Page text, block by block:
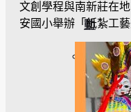
動
榮
譽
文創學程與南新莊在
安國小舉辦「紙紮工